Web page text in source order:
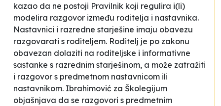
kazao da ne postoji Pravilnik koji regulira i(li)
modelira razgovor između roditelja i nastavnika.
Nastavnici i razredne starješine imaju obavezu
razgovarati s roditeljem. Roditelj je po zakonu
obavezan dolaziti na roditeljske i informativne
sastanke s razrednim starješinom, a može zatražiti
i razgovor s predmetnom nastavnicom ili
nastavnikom. Ibrahimović za Školegijum
objašnjava da se razgovori s predmetnim